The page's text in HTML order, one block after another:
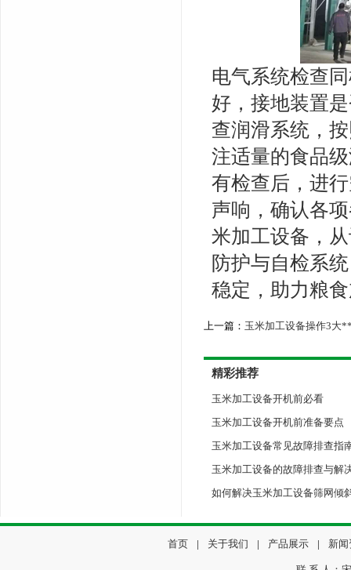
电气系统检查
好，接地装置
查润滑系统，
注适量的食品
有检查后，进
声响，确认各
米加工设备，
防护与自检系
稳定，助力粮
上一篇： 玉米加工设备操作3大
精彩推荐
玉米加工设备开机前必看
玉米加工设备开机前准备要点
玉米加工设备常见故障排查指
玉米加工设备的故障排查与解
如何解决玉米加工设备筛网倾
首页 | 关于我们 | 产品展示 | 新